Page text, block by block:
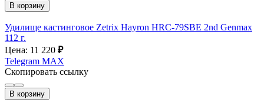
В корзину
Удилище кастинговое Zetrix Hayron HRС-79SBE 2nd Genmax
112 г.
Цена: 11 220 ₽
Telegram MAX
Скопировать ссылку
В корзину